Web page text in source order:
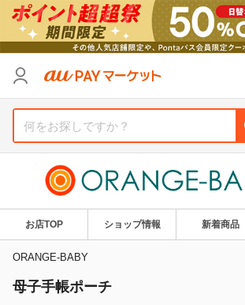
お店TOP ショップ情報 新着商品
ORANGE-BABY
母子手帳ポーチ
支払い方法
その他の条件
送料無料 タイムセ
Pontaパス特典対象すべて
サンキュー配送対象